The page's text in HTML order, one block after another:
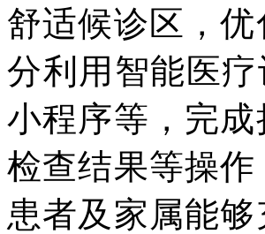
舒适候诊区，
分利用智能医
小程序等，完
检查结果等操
患者及家属能